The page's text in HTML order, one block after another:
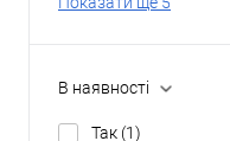
В наявності
Так (1)